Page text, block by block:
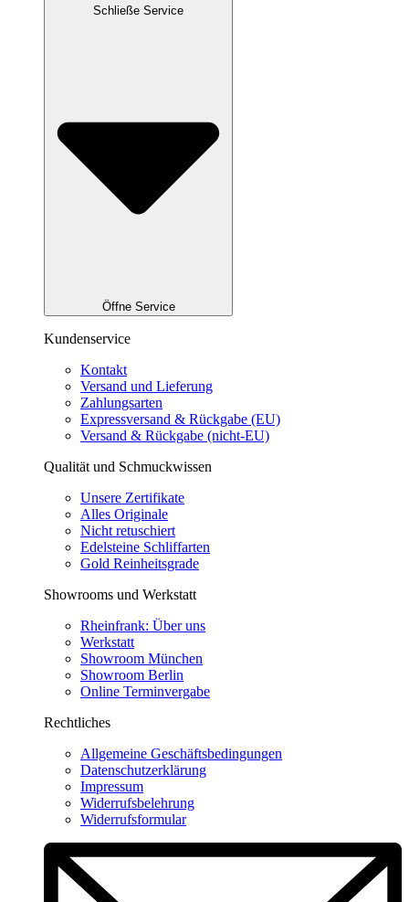
Schließe Service
Öffne Service
Kundenservice
Kontakt
Versand und Lieferung
Zahlungsarten
Expressversand & Rückgabe (EU)
Versand & Rückgabe (nicht-EU)
Qualität und Schmuckwissen
Unsere Zertifikate
Alles Originale
Nicht retuschiert
Edelsteine Schliffarten
Gold Reinheitsgrade
Showrooms und Werkstatt
Rheinfrank: Über uns
Werkstatt
Showroom München
Showroom Berlin
Online Terminvergabe
Rechtliches
Allgemeine Geschäftsbedingungen
Datenschutzerklärung
Impressum
Widerrufsbelehrung
Widerrufsformular